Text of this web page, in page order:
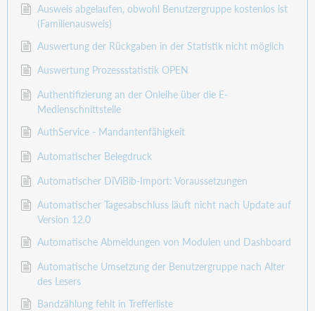
Ausweis abgelaufen, obwohl Benutzergruppe kostenlos ist
(Familienausweis)
Auswertung der Rückgaben in der Statistik nicht möglich
Auswertung Prozessstatistik OPEN
Authentifizierung an der Onleihe über die E-
Medienschnittstelle
AuthService - Mandantenfähigkeit
Automatischer Belegdruck
Automatischer DiViBib-Import: Voraussetzungen
Automatischer Tagesabschluss läuft nicht nach Update auf
Version 12.0
Automatische Abmeldungen von Modulen und Dashboard
Automatische Umsetzung der Benutzergruppe nach Alter
des Lesers
Bandzählung fehlt in Trefferliste